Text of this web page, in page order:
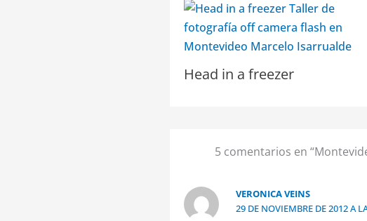
Head in a freezer
5 comentarios en
VERONICA VEINS
29 DE NOVIEMBRE DE 2012 A